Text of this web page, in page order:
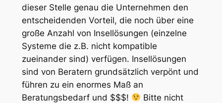
dieser Stelle genau die Unternehmen den
entscheidenden Vorteil, die noch über eine
große Anzahl von Insellösungen (einzelne
Systeme die z.B. nicht kompatible
zueinander sind) verfügen. Insellösungen
sind von Beratern grundsätzlich verpönt und
führen zu ein enormes Maß an
Beratungsbedarf und $$$!
Bitte nicht